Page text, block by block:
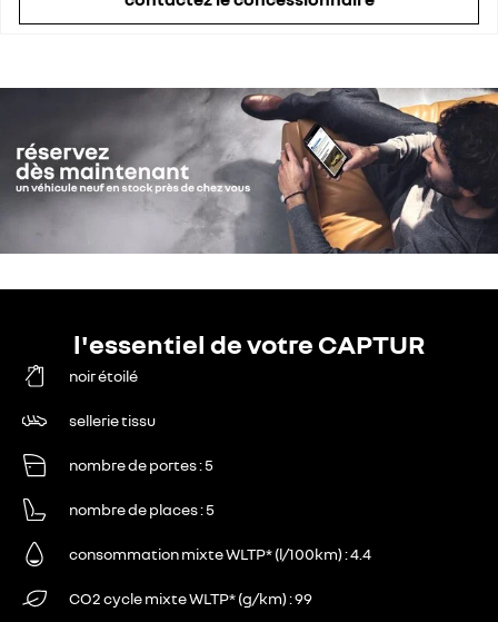
l'essentiel de votre CAPTUR
noir étoilé
sellerie tissu
nombre de portes 5
nombre de places 5
consommation mixte WLTP* (l/100km) 4.4
CO2 cycle mixte WLTP* (g/km) 99